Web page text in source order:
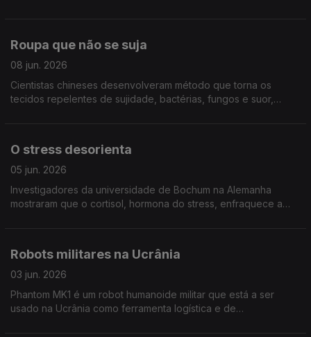
Roupa que não se suja
08 jun. 2026
Cientistas chineses desenvolveram método que torna os
tecidos repelentes de sujidade, bactérias, fungos e suor,
O stress desorienta
05 jun. 2026
Investigadores da universidade de Bochum na Alemanha
mostraram que o cortisol, hormona do stress, enfraquece a
Robots militares na Ucrânia
03 jun. 2026
Phantom MK1 é um robot humanoide militar que está a ser
usado na Ucrânia como ferramenta logística e de